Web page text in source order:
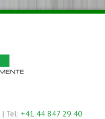
| Tel: +41 44 847 29 40